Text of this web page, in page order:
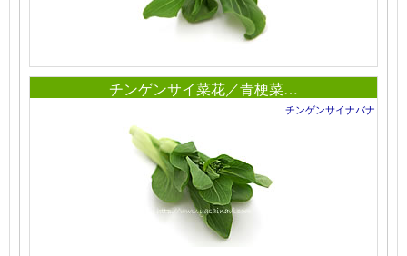
チンゲンサイ菜花／青梗菜…
チンゲンサイナバナ